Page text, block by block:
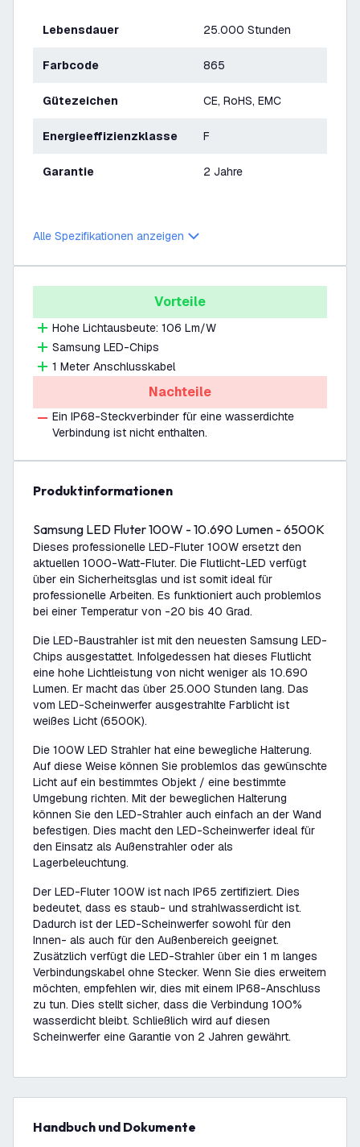
Lebensdauer 25.000 Stunden
Farbcode 865
Gütezeichen CE, RoHS, EMC
Energieeffizienzklasse F
Garantie 2 Jahre
Alle Spezifikationen anzeigen
Vorteile
Hohe Lichtausbeute: 106 Lm/W
Samsung LED-Chips
1 Meter Anschlusskabel
Nachteile
Ein IP68-Steckverbinder für eine wasserdichte
Verbindung ist nicht enthalten.
Produktinformationen
Samsung LED Fluter 100W - 10.690 Lumen - 6500K
Dieses professionelle LED-Fluter 100W ersetzt den
aktuellen 1000-Watt-Fluter. Die Flutlicht-LED verfügt
über ein Sicherheitsglas und ist somit ideal für
professionelle Arbeiten. Es funktioniert auch problemlos
bei einer Temperatur von -20 bis 40 Grad.
Die LED-Baustrahler ist mit den neuesten Samsung LED-
Chips ausgestattet. Infolgedessen hat dieses Flutlicht
eine hohe Lichtleistung von nicht weniger als 10.690
Lumen. Er macht das über 25.000 Stunden lang. Das
vom LED-Scheinwerfer ausgestrahlte Farblicht ist
weißes Licht (6500K).
Die 100W LED Strahler hat eine bewegliche Halterung.
Auf diese Weise können Sie problemlos das gewünschte
Licht auf ein bestimmtes Objekt / eine bestimmte
Umgebung richten. Mit der beweglichen Halterung
können Sie den LED-Strahler auch einfach an der Wand
befestigen. Dies macht den LED-Scheinwerfer ideal für
den Einsatz als Außenstrahler oder als
Lagerbeleuchtung.
Der LED-Fluter 100W ist nach IP65 zertifiziert. Dies
bedeutet, dass es staub- und strahlwasserdicht ist.
Dadurch ist der LED-Scheinwerfer sowohl für den
Innen- als auch für den Außenbereich geeignet.
Zusätzlich verfügt die LED-Strahler über ein 1 m langes
Verbindungskabel ohne Stecker. Wenn Sie dies erweitern
möchten, empfehlen wir, dies mit einem IP68-Anschluss
zu tun. Dies stellt sicher, dass die Verbindung 100%
wasserdicht bleibt. Schließlich wird auf diesen
Scheinwerfer eine Garantie von 2 Jahren gewährt.
Handbuch und Dokumente